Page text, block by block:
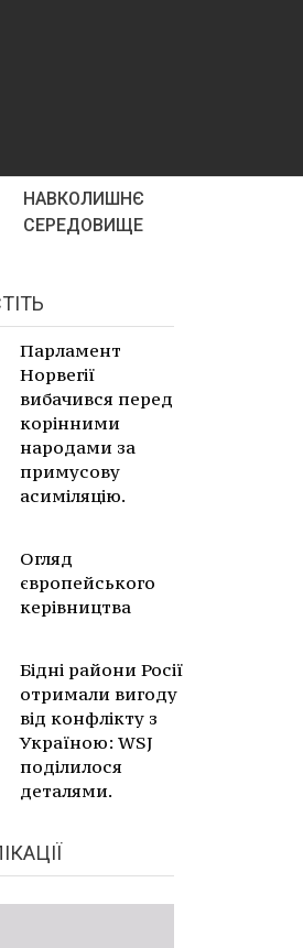
НАВКОЛИШНЄ
СЕРЕДОВИЩЕ
Парламент
Норвегії
вибачився перед
корінними
народами за
примусову
асиміляцію.
Огляд
європейського
керівництва
Бідні райони Росії
отримали вигоду
від конфлікту з
Україною: WSJ
поділилося
деталями.